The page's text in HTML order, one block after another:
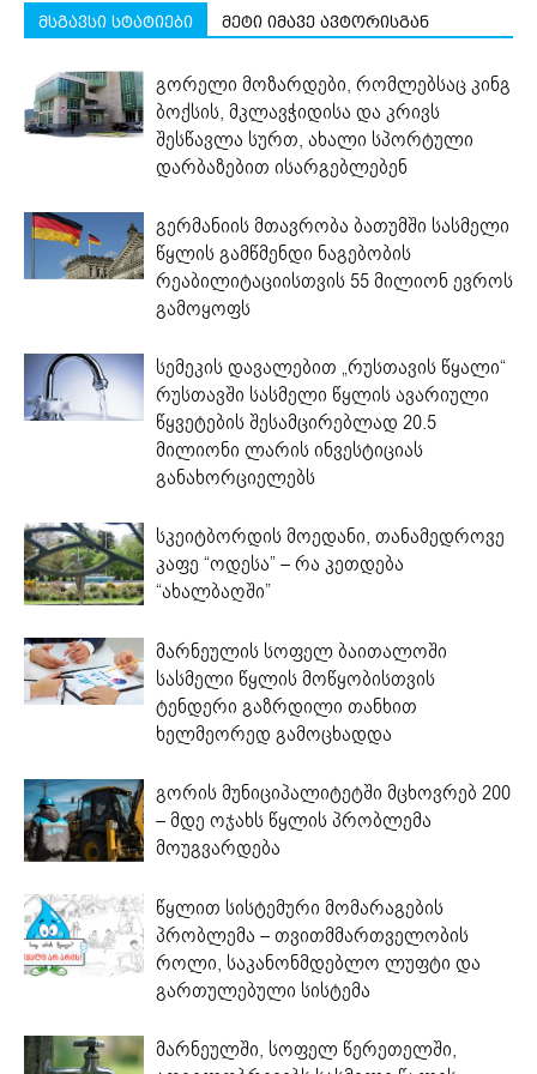
მსგავსი სტატიები მეტი იმავე ავტორისგან
გორელი მოზარდები, რომლებსაც კინგ
ბოქსის, მკლავჭიდისა და კრივს
შესწავლა სურთ, ახალი სპორტული
დარბაზებით ისარგებლებენ
გერმანიის მთავრობა ბათუმში სასმელი
წყლის გამწმენდი ნაგებობის
რეაბილიტაციისთვის 55 მილიონ ევროს
გამოყოფს
სემეკის დავალებით „რუსთავის წყალი“
რუსთავში სასმელი წყლის ავარიული
წყვეტების შესამცირებლად 20.5
მილიონი ლარის ინვესტიციას
განახორციელებს
სკეიტბორდის მოედანი, თანამედროვე
კაფე “ოდესა” – რა კეთდება
“ახალბაღში”
მარნეულის სოფელ ბაითალოში
სასმელი წყლის მოწყობისთვის
ტენდერი გაზრდილი თანხით
ხელმეორედ გამოცხადდა
გორის მუნიციპალიტეტში მცხოვრებ 200
– მდე ოჯახს წყლის პრობლემა
მოუგვარდება
წყლით სისტემური მომარაგების
პრობლემა – თვითმმართველობის
როლი, საკანონმდებლო ლუფტი და
გართულებული სისტემა
მარნეულში, სოფელ წერეთელში,